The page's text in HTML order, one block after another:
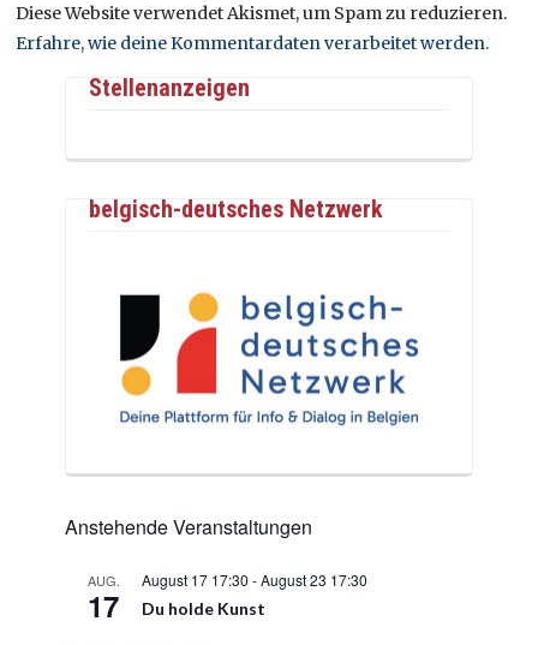
Diese Website verwendet Akismet, um Spam zu reduzieren.
Erfahre, wie deine Kommentardaten verarbeitet werden.
Stellenanzeigen
belgisch-deutsches Netzwerk
Anstehende Veranstaltungen
AUG.
17
August 17 17:30 -August 23 17:30
Du holde Kunst